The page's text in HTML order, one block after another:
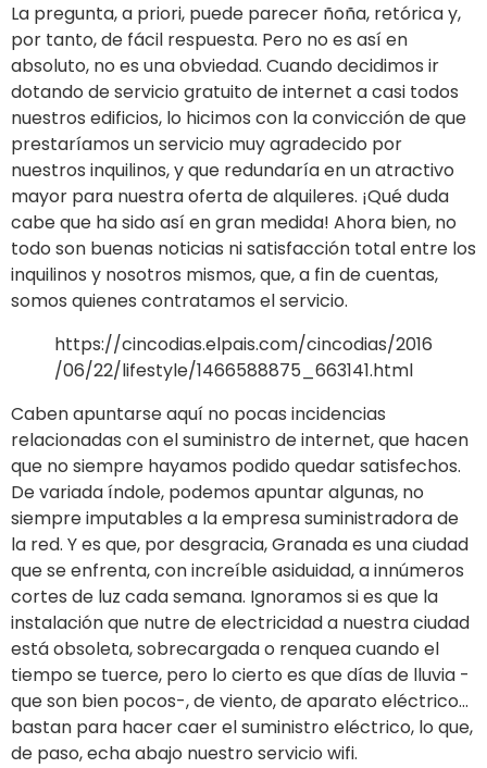
La pregunta, a priori, puede parecer ñoña, retórica y,
por tanto, de fácil respuesta. Pero no es así en
absoluto, no es una obviedad. Cuando decidimos ir
dotando de servicio gratuito de internet a casi todos
nuestros edificios, lo hicimos con la convicción de que
prestaríamos un servicio muy agradecido por
nuestros inquilinos, y que redundaría en un atractivo
mayor para nuestra oferta de alquileres. ¡Qué duda
cabe que ha sido así en gran medida! Ahora bien, no
todo son buenas noticias ni satisfacción total entre los
inquilinos y nosotros mismos, que, a fin de cuentas,
somos quienes contratamos el servicio.
https://cincodias.elpais.com/cincodias/2016
/06/22/lifestyle/1466588875_663141.html
Caben apuntarse aquí no pocas incidencias
relacionadas con el suministro de internet, que hacen
que no siempre hayamos podido quedar satisfechos.
De variada índole, podemos apuntar algunas, no
siempre imputables a la empresa suministradora de
la red. Y es que, por desgracia, Granada es una ciudad
que se enfrenta, con increíble asiduidad, a innúmeros
cortes de luz cada semana. Ignoramos si es que la
instalación que nutre de electricidad a nuestra ciudad
está obsoleta, sobrecargada o renquea cuando el
tiempo se tuerce, pero lo cierto es que días de lluvia -
que son bien pocos-, de viento, de aparato eléctrico…
bastan para hacer caer el suministro eléctrico, lo que,
de paso, echa abajo nuestro servicio wifi.